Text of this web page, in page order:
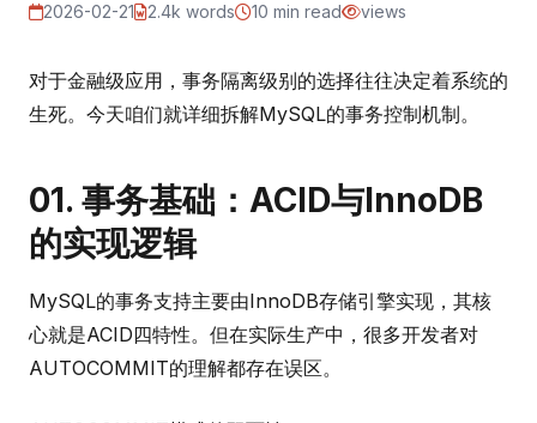
2026-02-21 2.4k words 10 min read views
对于金融级应用，事务隔离级别的选择往往决定着系统的
生死。今天咱们就详细拆解MySQL的事务控制机制。
01. 事务基础：ACID与InnoDB
的实现逻辑
MySQL的事务支持主要由InnoDB存储引擎实现，其核
心就是ACID四特性。但在实际生产中，很多开发者对
AUTOCOMMIT的理解都存在误区。